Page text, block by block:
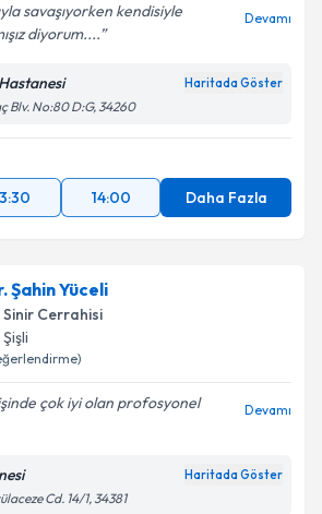
işlenmesine ilişkin
işlenmesini kabul ediyorum.
savaşıyorken kendisiyle
diyorum....
Devamı
Haritada Göster
Blv. No:80 D:G, 34260
14:00 Daha Fazla
Şahin Yüceli
Sinir Cerrahisi
Şişli
çok iyi olan profosyonel
Devamı
Haritada Göster
Cd. 14/1, 34381